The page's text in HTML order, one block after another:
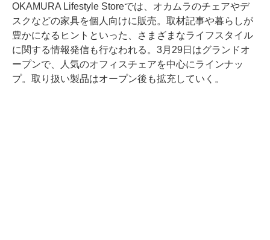
OKAMURA Lifestyle Storeでは、オカムラのチェアやデ
スクなどの家具を個人向けに販売。取材記事や暮らしが
豊かになるヒントといった、さまざまなライフスタイル
に関する情報発信も行なわれる。3月29日はグランドオ
ープンで、人気のオフィスチェアを中心にラインナッ
プ。取り扱い製品はオープン後も拡充していく。